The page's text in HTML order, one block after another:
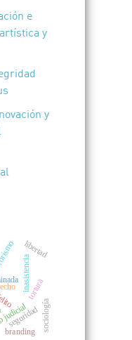
e
y
y
inasistencia
libertad
seguridadsociología
branding
tortura